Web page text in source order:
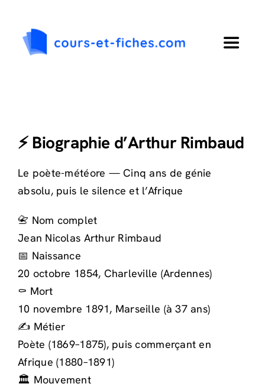
contenu
Toggle
Langues
⚡ Biographie d’Arthur Rimbaud
Le poète-météore — Cinq ans de génie
absolu, puis le silence et l’Afrique
📇 Nom complet
Jean Nicolas Arthur Rimbaud
📅 Naissance
20 octobre 1854, Charleville (Ardennes)
⚰️ Mort
10 novembre 1891, Marseille (à 37 ans)
✍️ Métier
Poète (1869–1875), puis commerçant en
Afrique (1880–1891)
🏛️ Mouvement